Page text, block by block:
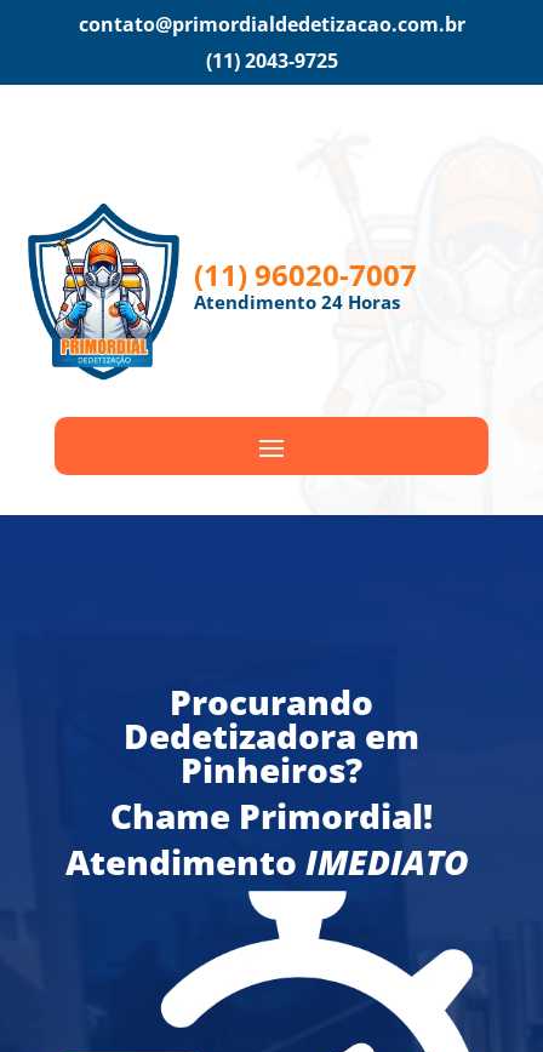
contato@primordialdedetizacao.com.br
(11) 2043-9725
(11) 96020-7007
Atendimento 24 Horas
Procurando
Dedetizadora em
Pinheiros?
Chame Primordial!
Atendimento IMEDIATO